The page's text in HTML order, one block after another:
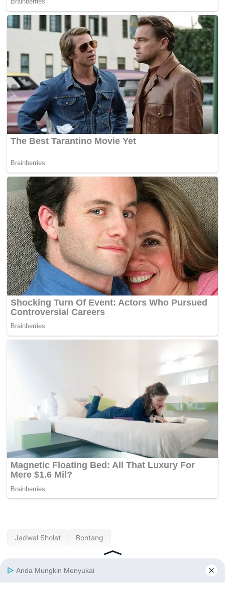
Jadwal Sholat Bontang
Jadwal Sholat Bone
Jadwal Sholat Boven